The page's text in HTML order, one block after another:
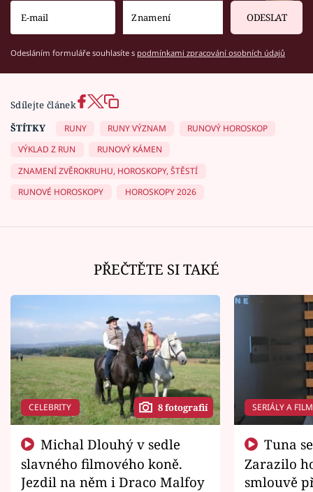
ODESLAT
Odesláním formuláře souhlasíte s podmínkami zpracování osobních údajů
Sdílejte článek
ŠTÍTKY
RUNY RUNY VÝZNAM
RUNOVÝ HOROSKOP
VÝKLAD Z RUN
RUNOVÝ KÁMEN
ZNAMENÍ ZVĚROKRUHU, HOROSKOPY, ŠTĚSTÍ
RUNOVÉ HOROSKOPY
HOROSKOPY 2026
PŘEČTĚTE SI TAKÉ
CELEBRITY 8 fotografií
slavného filmového koně.
Jezdil na něm i Draco Malfoy
SERIÁLY A
Zarazilo
smlouvě